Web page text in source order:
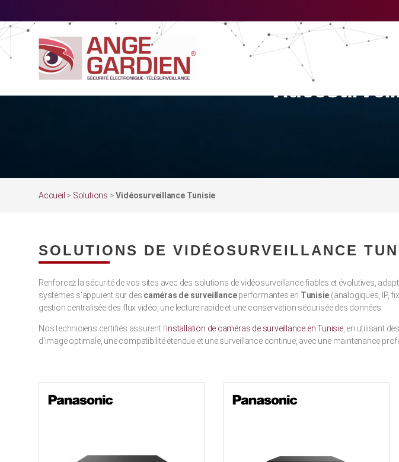
Accueil > Solutions >Vidéosurveillance Tunisie
SOLUTIONS DE VIDÉOSURVEILLANCE
Renforcez la sécurité de vos sites avec des solutions de vidéosurveillance fiables et évolutives,
systèmes s’appuient sur des caméras de surveillanceperformantes en Tunisie (analogiques, IP,
gestion centralisée des flux vidéo, une lecture rapide et une conservation sécurisée des données.
Nos techniciens certifiés assurent l’installation de caméras de surveillance en Tunisie, en utilisant
d’image optimale, une compatibilité étendue et une surveillance continue, avec une maintenance